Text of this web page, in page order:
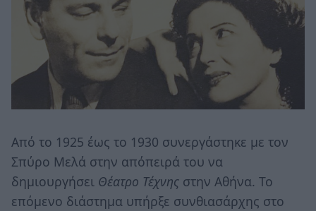
Από το 1925 έως το 1930 συνεργάστηκε με τον
Σπύρο Μελά στην απόπειρά του να
δημιουργήσει Θέατρο Τέχνης στην Αθήνα. Το
επόμενο διάστημα υπήρξε συνθιασάρχης στο